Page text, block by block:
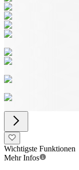
Wichtigste Funktionen
Mehr Infos